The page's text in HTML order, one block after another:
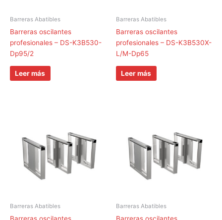
Barreras Abatibles
Barreras oscilantes
profesionales – DS-K3B530-
Dp95/2
Leer más
Barreras Abatibles
Barreras oscilantes
profesionales – DS-K3B530X-
L/M-Dp65
Leer más
Barreras Abatibles Barreras Abatibles